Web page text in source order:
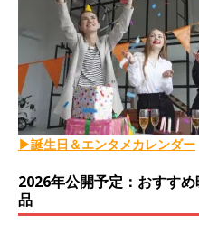
▶誕生日＆エンタメカレンダー
2026年公開予定：おすす
品